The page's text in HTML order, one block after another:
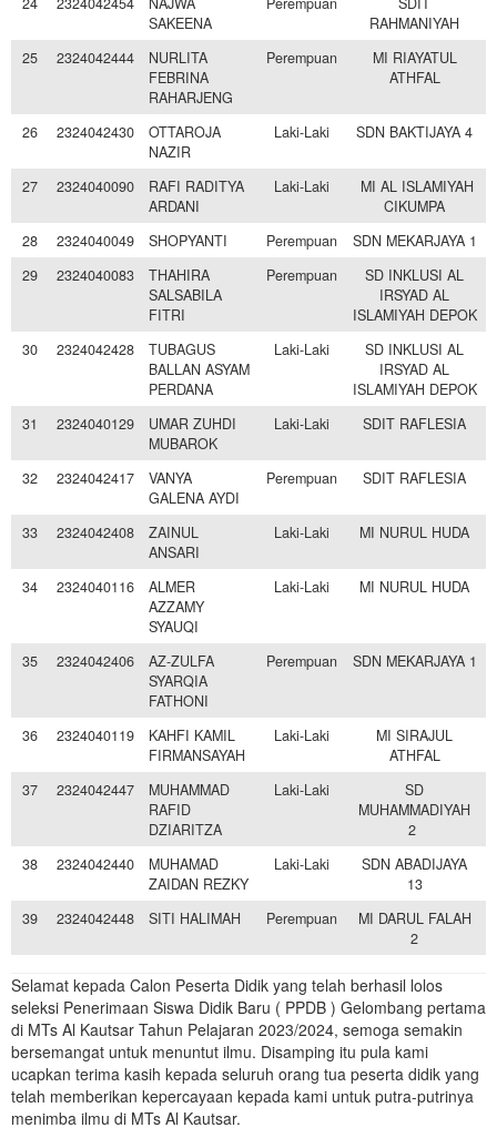
SAKEENA
RAHMANIYAH
25 2324042444
NURLITA
FEBRINA
RAHARJENG
Perempuan
MI RIAYATUL
ATHFAL
26 2324042430
OTTAROJA
NAZIR
Laki-Laki SDN BAKTIJAYA 4
27 2324040090
RAFI RADITYA
ARDANI
Laki-Laki
MI AL ISLAMIYAH
CIKUMPA
28 2324040049 SHOPYANTI Perempuan SDN MEKARJAYA 1
29
2324040083
THAHIRA
SALSABILA
FITRI
Perempuan
SD INKLUSI AL
IRSYAD AL
ISLAMIYAH DEPOK
30 2324042428
TUBAGUS
BALLAN ASYAM
PERDANA
Laki-Laki
SD INKLUSI AL
IRSYAD AL
ISLAMIYAH DEPOK
31 2324040129
UMAR ZUHDI
MUBAROK
Laki-Laki SDIT RAFLESIA
32 2324042417
VANYA
GALENA AYDI
Perempuan SDIT RAFLESIA
33 2324042408
ZAINUL
ANSARI
Laki-Laki MI NURUL HUDA
34 2324040116
ALMER
AZZAMY
SYAUQI
Laki-Laki MI NURUL HUDA
35 2324042406
AZ-ZULFA
SYARQIA
FATHONI
Perempuan SDN MEKARJAYA 1
36 2324040119
KAHFI KAMIL
FIRMANSAYAH
Laki-Laki
MI SIRAJUL
ATHFAL
37 2324042447
MUHAMMAD
RAFID
DZIARITZA
Laki-Laki
SD
MUHAMMADIYAH
2
38 2324042440
MUHAMAD
ZAIDAN REZKY
Laki-Laki
SDN ABADIJAYA
13
39 2324042448 SITI HALIMAH Perempuan
MI DARUL FALAH
2
Selamat kepada Calon Peserta Didik yang telah berhasil lolos
seleksi Penerimaan Siswa Didik Baru ( PPDB ) Gelombang pertama
di MTs Al Kautsar Tahun Pelajaran 2023/2024, semoga semakin
bersemangat untuk menuntut ilmu. Disamping itu pula kami
ucapkan terima kasih kepada seluruh orang tua peserta didik yang
telah memberikan kepercayaan kepada kami untuk putra-putrinya
menimba ilmu di MTs Al Kautsar.